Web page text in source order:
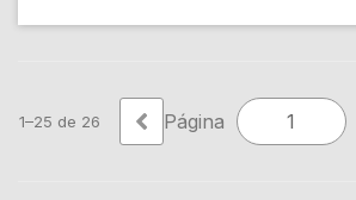
1–25 de 26 Página